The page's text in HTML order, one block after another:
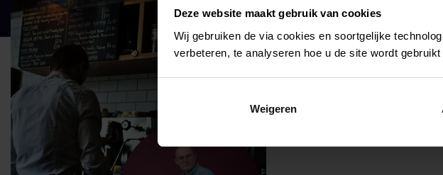
Deze website maakt gebruik van cookies
Wij gebruiken de via cookies en soortgelijke
verbeteren, te analyseren hoe u de site wordt
Weigeren